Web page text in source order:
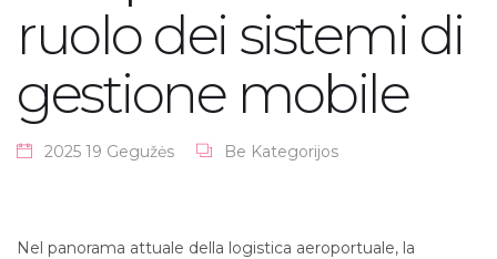
ruolo dei sistemi di
gestione mobile
2025 19 Gegužės Be Kategorijos
Nel panorama attuale della logistica aeroportuale, la